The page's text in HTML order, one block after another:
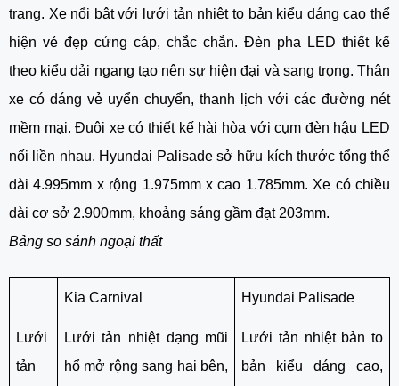
trang. Xe nổi bật với lưới tản nhiệt to bản kiểu dáng cao thể
hiện vẻ đẹp cứng cáp, chắc chắn. Đèn pha LED thiết kế
theo kiểu dải ngang tạo nên sự hiện đại và sang trọng. Thân
xe có dáng vẻ uyển chuyển, thanh lịch với các đường nét
mềm mại. Đuôi xe có thiết kế hài hòa với cụm đèn hậu LED
nối liền nhau. Hyundai Palisade sở hữu kích thước tổng thể
dài 4.995mm x rộng 1.975mm x cao 1.785mm. Xe có chiều
dài cơ sở 2.900mm, khoảng sáng gầm đạt 203mm.
Bảng so sánh ngoại thất
Kia Carnival Hyundai Palisade
Lưới
tản
Lưới tản nhiệt dạng mũi
hổ mở rộng sang hai bên,
Lưới tản nhiệt bản to
bản kiểu dáng cao,